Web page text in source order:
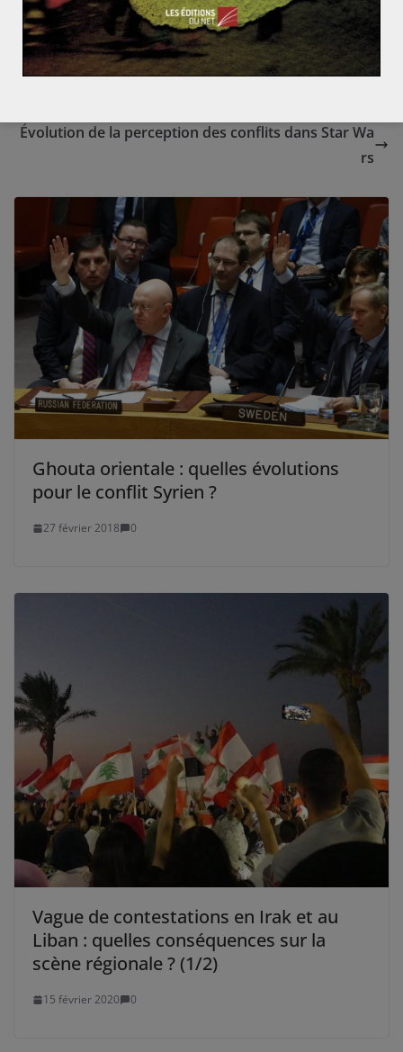
Yougoslavie dans les années 90.
Évolution de la perception des conflits dans Star Wa
rs
Ghouta orientale : quelles évolutions
pour le conflit Syrien ?
27 février 2018 0
Vague de contestations en Irak et au
Liban : quelles conséquences sur la
scène régionale ? (1/2)
15 février 2020 0